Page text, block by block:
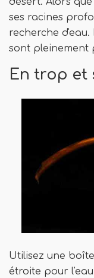
ses racines
recherche
sont pleinement
En trop et
Utilisez une
étroite pour